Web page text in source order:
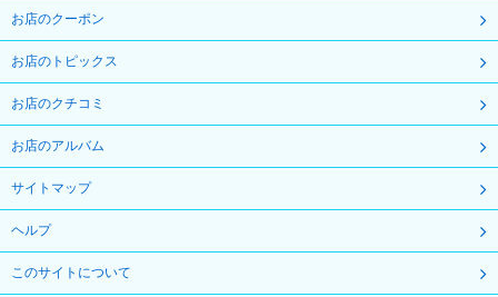
お店のクーポン
お店のトピックス
お店のクチコミ
お店のアルバム
サイトマップ
ヘルプ
このサイトについて